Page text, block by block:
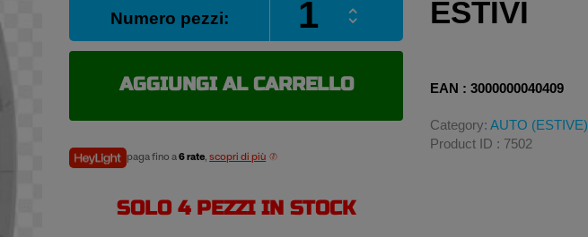
Numero pezzi:
MICHELIN
145/
78S
estivi
AGGIUNGI AL CARRELLO
paga fino a6 rate,scopri di più
SOLO 4 PEZZI IN STOCK
ESTIVI
EAN : 3000000040409
Category: AUTO (ESTIVE)
Product ID : 7502